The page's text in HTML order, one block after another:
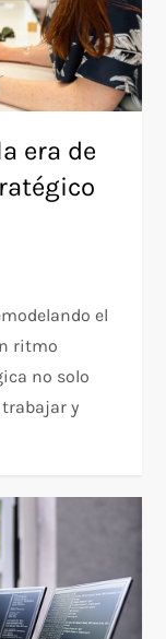
era de
el
ritmo
no solo
y